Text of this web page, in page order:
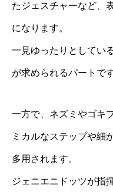
たジェスチャーなど、
になります。
一見ゆったりとしてい
が求められるパートです
一方で、ネズミやゴキ
ミカルなステップや細
多用されます。
ジェニエニドッツが指